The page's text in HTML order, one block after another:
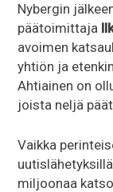
Nybergin
päätoimittaja
avoimen
yhtiön ja
Ahtiainen on
joista neljä
Vaikka
miljoonaa